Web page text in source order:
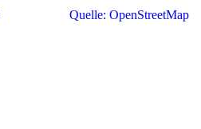
Quelle: OpenStreetMap